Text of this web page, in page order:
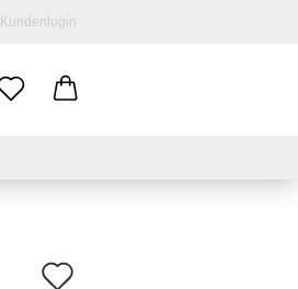
Kundenlogin